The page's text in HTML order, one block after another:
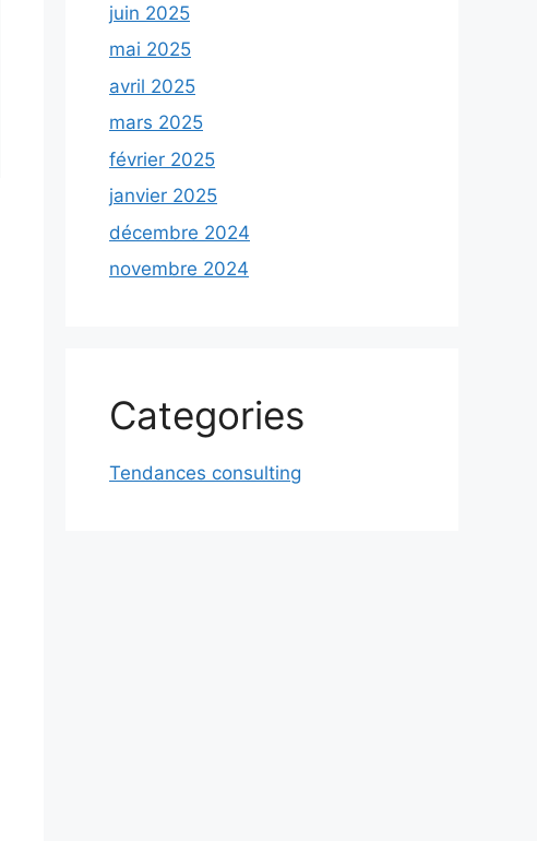
juin 2025
mai 2025
avril 2025
mars 2025
février 2025
janvier 2025
décembre 2024
novembre 2024
Categories
Tendances consulting